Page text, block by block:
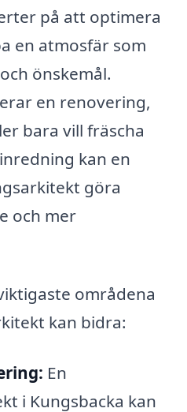
på att optimera
en atmosfär som
önskemål.
en renovering,
bara vill fräscha
kan en
göra
och mer
områdena
kan bidra:
En
i Kungsbacka kan